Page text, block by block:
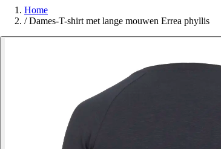
Home
/ Dames-T-shirt met lange mouwen Errea phyllis